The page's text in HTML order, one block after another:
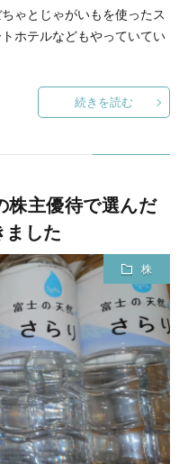
ゃとじゃがいもを使ったス
ホテルなどもやっていてい
続きを読む
株主優待で選んだ
ました
株